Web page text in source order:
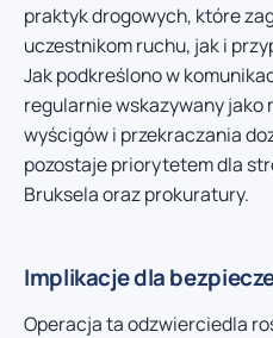
praktyk drogowych, które
uczestnikom ruchu, jak i
Jak podkreślono w
regularnie wskazywany jako
wyścigów i przekraczania
pozostaje priorytetem dla
Bruksela oraz prokuratury.
Implikacje dla
Operacja ta odzwierciedla